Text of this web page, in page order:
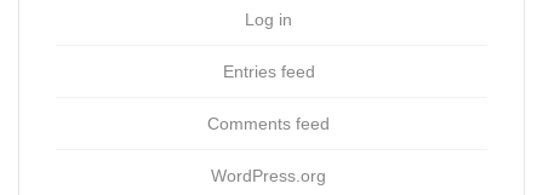
Log in
Entries feed
Comments feed
WordPress.org